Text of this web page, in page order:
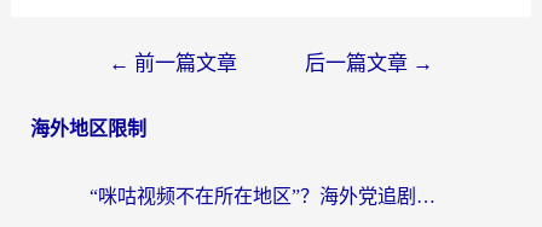
← 前一篇文章 后一篇文章 →
海外地区限制
“咪咕视频不在所在地区”？海外党追剧看片、炒股的救星来了！